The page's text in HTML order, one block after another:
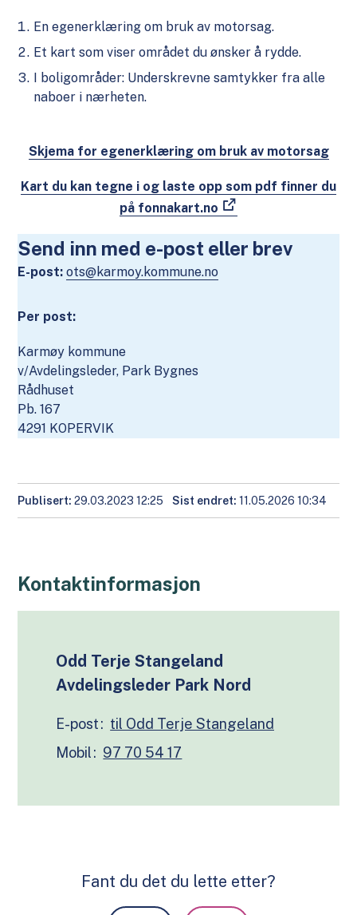
En egenerklæring om bruk av motorsag.
Et kart som viser området du ønsker å rydde.
I boligområder: Underskrevne samtykker fra alle
naboer i nærheten.
Skjema for egenerklæring om bruk av motorsag
Kart du kan tegne i og laste opp som pdf finner du
på fonnakart.no
Send inn med e-post eller brev
E-post:ots@karmoy.kommune.no
Per post:
Karmøy kommune
v/Avdelingsleder, Park Bygnes
Rådhuset
Pb. 167
4291 KOPERVIK
Publisert 29.03.2023 12:25 Sist endret 11.05.2026 10:34
Kontaktinformasjon
Odd Terje Stangeland
Avdelingsleder Park Nord
E-post
Mobil 97 70 54 17
Fant du det du lette etter?